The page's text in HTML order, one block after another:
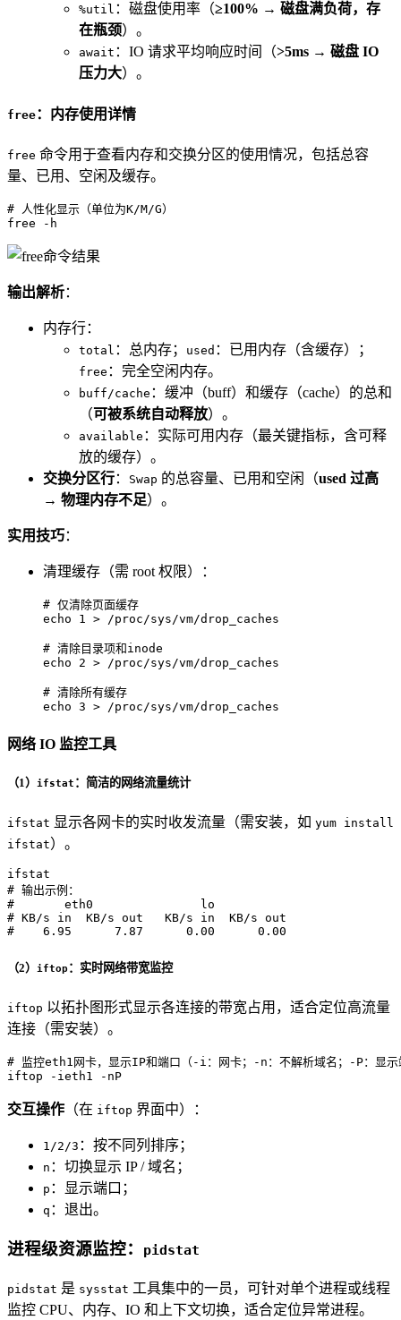
%util ：磁盘使用率（≥100% → 磁盘满负荷，存
在瓶颈）。
await ：IO 请求平均响应时间（>5ms → 磁盘 IO
压力大）。
free：内存使用详情
free 命令用于查看内存和交换分区的使用情况，包括总容
量、已用、空闲及缓存。
# 人性化显示（单位为K/M/G）
free -h
输出解析：
内存行：
total ：总内存； used ：已用内存（含缓存）；
free ：完全空闲内存。
buff/cache ：缓冲（buff）和缓存（cache）的总和
（可被系统自动释放）。
available ：实际可用内存（最关键指标，含可释
放的缓存）。
交换分区行： Swap 的总容量、已用和空闲（used 过高
→ 物理内存不足）。
实用技巧：
清理缓存（需 root 权限）：
# 仅清除页面缓存
echo 1 > /proc/sys/vm/drop_caches
# 清除目录项和inode
echo 2 > /proc/sys/vm/drop_caches
# 清除所有缓存
echo 3 > /proc/sys/vm/drop_caches
网络 IO 监控工具
（1） ifstat ：简洁的网络流量统计
ifstat 显示各网卡的实时收发流量（需安装，如 yum install
ifstat）。
# 输出示例：
#       eth0               lo
# KB/s in  KB/s out   KB/s in  KB/s out
#    6.95      7.87      0.00      0.00
（2） iftop ：实时网络带宽监控
iftop 以拓扑图形式显示各连接的带宽占用，适合定位高流量
连接（需安装）。
# 监控eth1网卡，显示IP和端口（-i：网卡；-n：不解析域名；-P：显示
iftop -ieth1 -nP
交互操作 （在 iftop 界面中）：
1/2/3 ：按不同列排序；
n ：切换显示 IP / 域名；
p ：显示端口；
q ：退出。
进程级资源监控： pidstat
pidstat 是 sysstat 工具集中的一员，可针对单个进程或线程
监控 CPU、内存、IO 和上下文切换，适合定位异常进程。